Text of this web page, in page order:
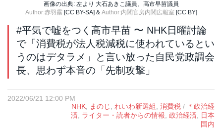
画像の出典: 左より 大石あきこ議員、高市早苗議員
Author:赤羽霧[CC BY-SA] & Author:内閣官房内閣広報室 [CC BY]
#平気で嘘をつく高市早苗 〜 NHK日曜討論
で「消費税が法人税減税に使われているとい
うのはデタラメ」と言い放った自民党政調会
長、思わず本音の「先制攻撃」
2022/06/21 12:00 PM
NHK, まのじ, れいわ新選組, 消費税 / ＊政治経
済, ライター・読者からの情報, 政治経済, 日本
国内